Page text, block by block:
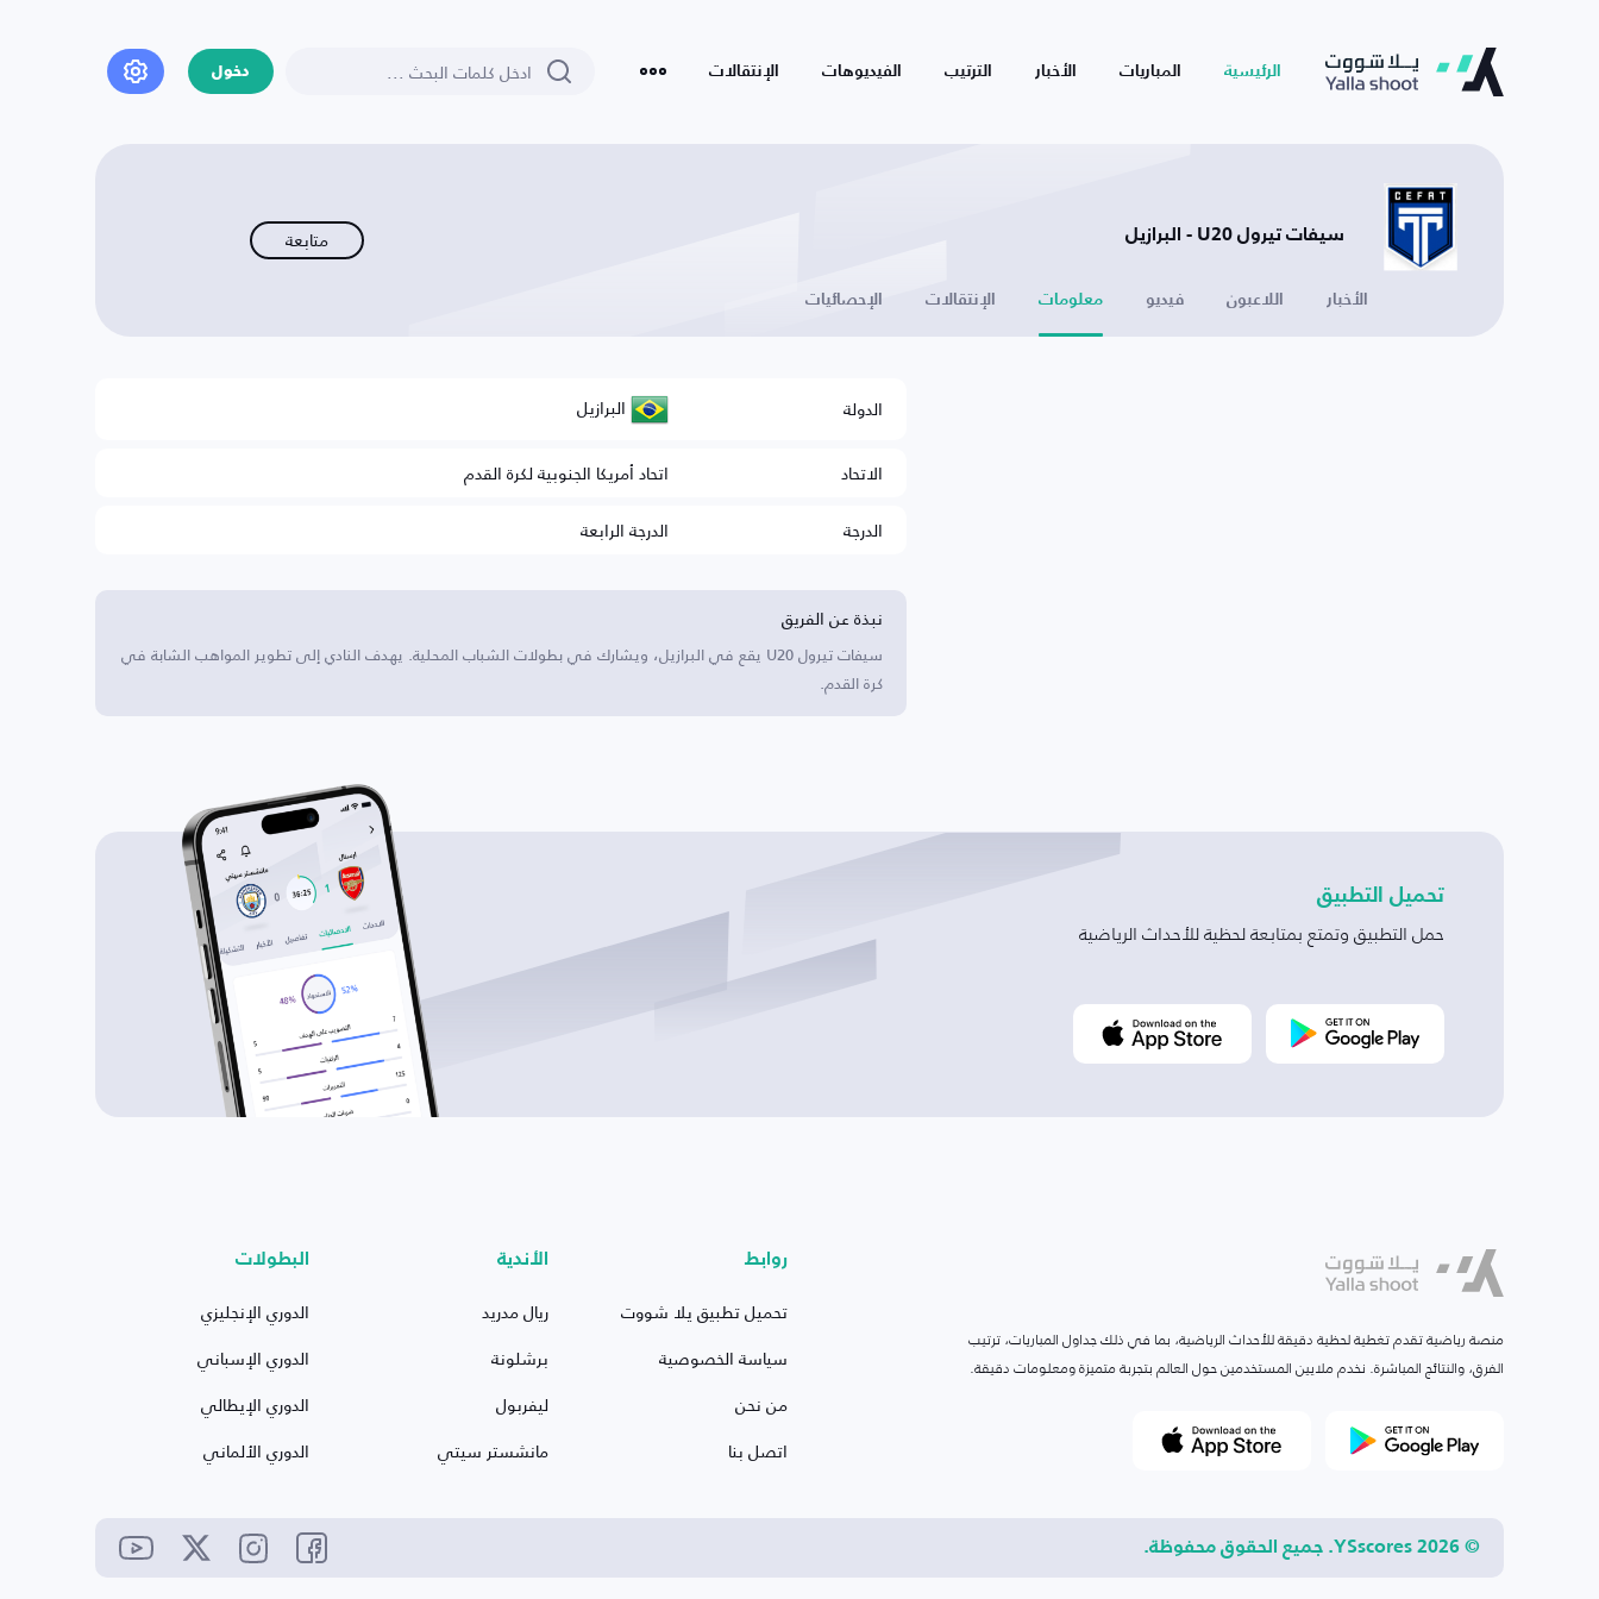
الرئيسية المباريات الأخبار الترتيب الفيديوهات الإنتقالات دخول
سيفات تيرول U20 - البرازيل متابعة
الأخبار اللاعبون فيديو معلومات الإنتقالات الإحصائيات
الدولة البرازيل
الاتحاد
اتحاد أمريكا الجنوبية لكرة القدم
الدرجة
الدرجة الرابعة
نبذة عن الفريق
سيفات تيرول U20 يقع في البرازيل، ويشارك في بطولات الشباب المحلية. يهدف النادي إلى تطوير المواهب الشابة في
كرة القدم.
تحميل التطبيق
حمل التطبيق وتمتع بمتابعة لحظية للأحداث الرياضية
منصة رياضية تقدم تغطية لحظية دقيقة للأحداث الرياضية، بما في ذلك جداول المباريات، ترتيب
الفرق، والنتائج المباشرة. نخدم ملايين المستخدمين حول العالم بتجربة متميزة ومعلومات دقيقة.
روابط
تحميل تطبيق يلا شووت
سياسة الخصوصية
من نحن
اتصل بنا
الأندية
ريال مدريد
برشلونة
ليفربول
مانشستر سيتي
البطولات
الدوري الإنجليزي
الدوري الإسباني
الدوري الإيطالي
الدوري الألماني
© 2026 YSscores. جميع الحقوق محفوظة.